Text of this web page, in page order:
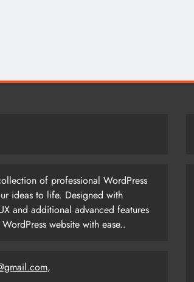
of professional WordPress
ideas to life. Designed with
and additional advanced features
website with ease..
,